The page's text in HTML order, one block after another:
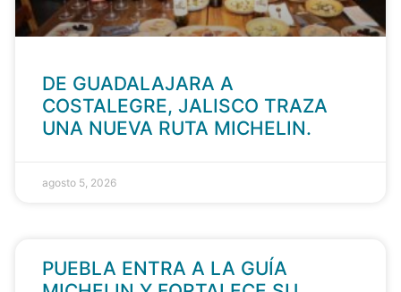
DE GUADALAJARA A
COSTALEGRE, JALISCO TRAZA
UNA NUEVA RUTA MICHELIN.
agosto 5, 2026
PUEBLA ENTRA A LA GUÍA